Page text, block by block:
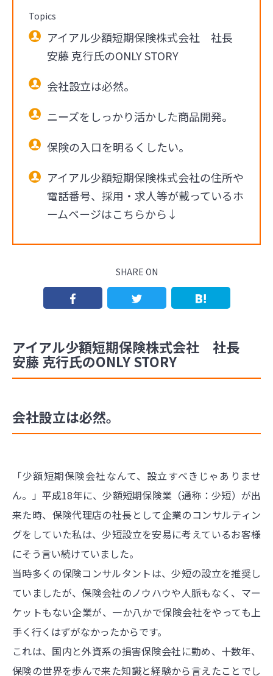
Topics
アイアル少額短期保険株式会社 社長
安藤 克行氏のONLY STORY
会社設立は必然。
ニーズをしっかり活かした商品開発。
保険の入口を明るくしたい。
アイアル少額短期保険株式会社の住所や
電話番号、採用・求人等が載っているホ
ームページはこちらから↓
SHARE ON
アイアル少額短期保険株式会社 社長
安藤 克行氏のONLY STORY
会社設立は必然。
「少額短期保険会社なんて、設立すべきじゃありませ
ん。」平成18年に、少額短期保険業（通称：少短）が出
来た時、保険代理店の社長として企業のコンサルティン
グをしていた私は、少短設立を安易に考えているお客様
にそう言い続けていました。
当時多くの保険コンサルタントは、少短の設立を推奨し
ていましたが、保険会社のノウハウや人脈もなく、マー
ケットもない企業が、一か八かで保険会社をやっても上
手く行くはずがなかったからです。
これは、国内と外資系の損害保険会社に勤め、十数年、
保険の世界を歩んで来た知識と経験から言えたことでし